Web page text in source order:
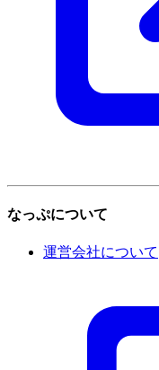
なっぷについて
運営会社について